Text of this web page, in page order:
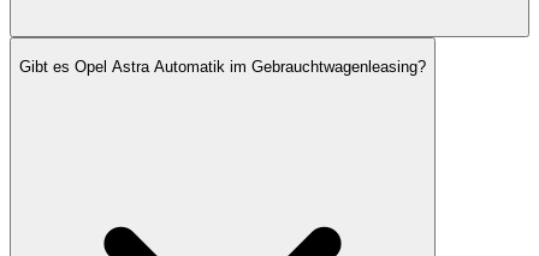
Gibt es Opel Astra Automatik im Gebrauchtwagenleasing?